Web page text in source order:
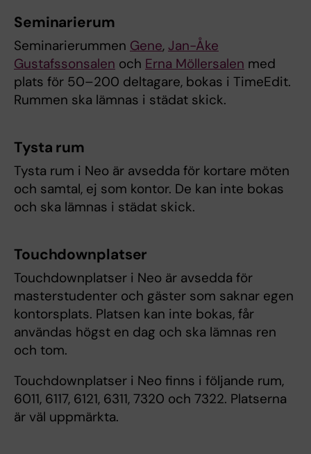
Seminarierum
Seminarierummen Gene, Jan-Åke
Gustafssonsalen och Erna Möllersalen med
plats för 50–200 deltagare, bokas i TimeEdit.
Rummen ska lämnas i städat skick.
Tysta rum
Tysta rum i Neo är avsedda för kortare möten
och samtal, ej som kontor. De kan inte bokas
och ska lämnas i städat skick.
Touchdownplatser
Touchdownplatser i Neo är avsedda för
masterstudenter och gäster som saknar egen
kontorsplats. Platsen kan inte bokas, får
användas högst en dag och ska lämnas ren
och tom.
Touchdownplatser i Neo finns i följande rum,
6011, 6117, 6121, 6311, 7320 och 7322. Platserna
är väl uppmärkta.